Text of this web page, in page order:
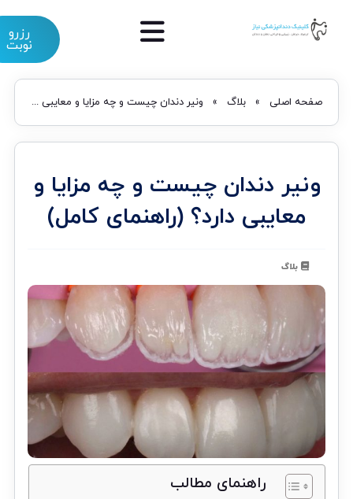
رزرو
نوبت
صفحه اصلی» بلاگ» ونیر دندان چیست و چه مزایا و معایبی دارد؟ (راهنمای کامل)
ونیر دندان چیست و چه مزایا و
معایبی دارد؟ (راهنمای کامل)
بلاگ
راهنمای مطالب